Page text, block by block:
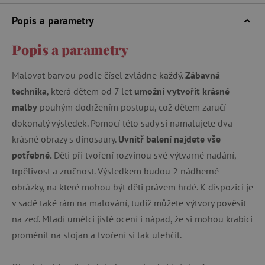
Popis a parametry
Popis a parametry
Malovat barvou podle čísel zvládne každý.Zábavná
technika, která dětem od 7 let umožní vytvořit krásné
malby pouhým dodržením postupu, což dětem zaručí
dokonalý výsledek. Pomocí této sady si namalujete dva
krásné obrazy s dinosaury. Uvnitř balení najdete vše
potřebné. Děti při tvoření rozvinou své výtvarné nadání,
trpělivost a zručnost. Výsledkem budou 2 nádherné
obrázky, na které mohou být děti právem hrdé. K dispozici je
v sadě také rám na malování, tudíž můžete výtvory pověsit
na zeď. Mladí umělci jistě ocení i nápad, že si mohou krabici
proměnit na stojan a tvoření si tak ulehčit.